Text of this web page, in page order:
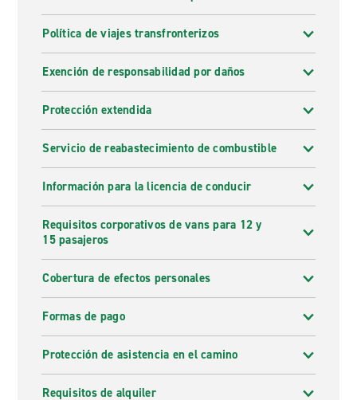
Política de viajes transfronterizos
Exención de responsabilidad por daños
Protección extendida
Servicio de reabastecimiento de combustible
Información para la licencia de conducir
Requisitos corporativos de vans para 12 y
15 pasajeros
Cobertura de efectos personales
Formas de pago
Protección de asistencia en el camino
Requisitos de alquiler